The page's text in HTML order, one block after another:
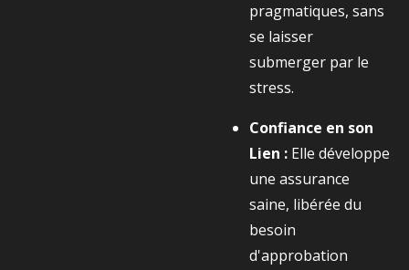
pragmatiques, sans
se laisser
submerger par le
stress.
Confiance en son
Lien : Elle développe
une assurance
saine, libérée du
besoin
d'approbation